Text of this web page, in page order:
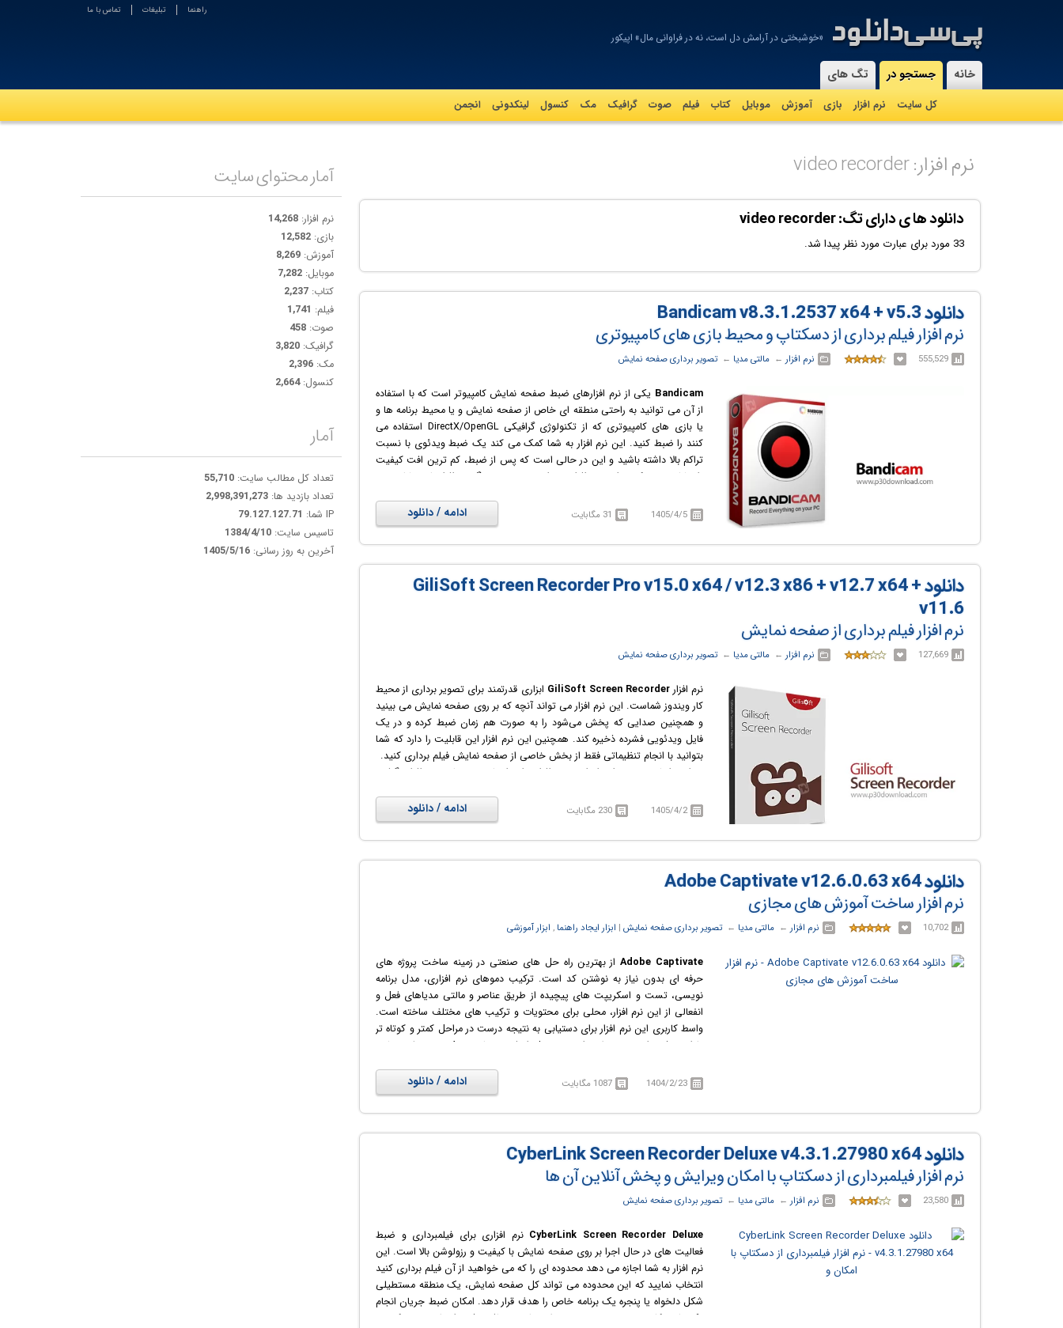
-
«خوشبختی در آرامش دل است، نه در فراوانی مال» اپیکور
راهنما تبلیغات تماس با ما
خانه جستجو در
کل سایت نرم افزار بازی آموزش موبايل کتاب فیلم صوت گرافيک مک کنسول لینکدونی انجمن
تگ های
نرم افزار: video recorder
دانلود ها ی دارای تگ: video recorder
33 مورد برای عبارت مورد نظر پیدا شد.
دانلود Bandicam v8.3.1.2537 x64 + v5.3
نرم افزار فیلم برداری از دسکتاپ و محیط بازی های کامپیوتری
555,529 نرم افزار ← ‏ مالتی مدیا ← ‏تصویر برداری صفحه نمایش
Bandicam یکی از نرم افزارهای ضبط صفحه نمایش کامپیوتر است که با استفاده
از آن می توانید به راحتی منطقه ای خاص از صفحه نمایش و یا محیط برنامه ها و
یا بازی های کامپیوتری که از تکنولوژی گرافیکی DirectX/OpenGL استفاده می
کنند را ضبط کنید. این نرم افزار به شما کمک می کند یک ضبط ویدئوی با نسبت
تراکم بالا داشته باشید و این در حالی است که پس از ضبط، کم ترین افت کیفیت
را مشاهده می کنید. این نرم افزار به مراتب نسبت به دیگر نرم افزارهای مشابه خود
به سایر نرم افزارهای مشابه، کم تر است، چون در این نرم افزار از قوی ترین امکانات
فشرده سازی کیفیت استفاده شده است. می توانید ویدئوهای با کیفیت ضبط شده
توسط این نرم افزار را در هر یک از فرمت های AVI، MPEG، Xvid و ... ذخیره کنید.
از دیگر قابلیت های کلیدی این نرم افزار می توان به امکان ضبط 24 ساعته، بدون
کوچکترین جزئیات را نیز ثبت می کند. هم چنین این نرم افزار به میزان بسیار کمی
1405/4/5 31 مگابایت ادامه / دانلود
دانلود GiliSoft Screen Recorder Pro v15.0 x64 / v12.3 x86 + v12.7 x64 +
v11.6
نرم افزار فیلم برداری از صفحه نمایش
127,669 نرم افزار ← ‏ مالتی مدیا ← ‏تصویر برداری صفحه نمایش
نرم افزارGiliSoft Screen Recorder ابزاری قدرتمند برای تصویر برداری از محیط
کار ویندوز شماست. این نرم افزار می تواند آنچه که بر روی صفحه نمایش می بینید
و همچنین صدایی که پخش می‌شود را به صورت هم زمان ضبط کرده و در یک
فایل ویدئویی فشرده ذخیره کند. همچنین این نرم افزار این قابلیت را دارد که شما
بتوانید با انجام تنظیماتی فقط از بخش خاصی از صفحه نمایش فیلم برداری کنید.
بر این اساس می توان از این نرم افزار برای ایجاد دمو های نرم افزار، گرفتن
آسان است.
1405/4/2 230 مگابایت ادامه / دانلود
دانلود Adobe Captivate v12.6.0.63 x64
نرم افزار ساخت آموزش های مجازی
10,702 نرم افزار ← ‏ مالتی مدیا ← ‏تصویر برداری صفحه نمایش ‏| ابزار ایجاد راهنما , ابزار آموزشی
Adobe Captivateاز بهترین راه حل های صنعتی در زمینه ساخت پروژه های
حرفه ای بدون نیاز به نوشتن کد است. ترکیب دموهای نرم افزاری، مدل برنامه
نویسی، تست و اسکریپت های پیچیده از طریق عناصر و مالتی مدیاهای فعل و
انفعالی از این نرم افزار، محلی برای محتویات و ترکیب های مختلف ساخته است.
واسط کاربری این نرم افزار برای دستیابی به نتیجه درست در مراحل کمتر و کوتاه تر
طراحی شده است. به علاوه این محصول از فرمت های ویدئویی مختلفی مانند
1404/2/23 1087 مگابایت ادامه / دانلود
دانلود CyberLink Screen Recorder Deluxe v4.3.1.27980 x64
نرم افزار فیلمبرداری از دسکتاپ با امکان ویرایش و پخش آنلاین آن ها
23,580 نرم افزار ← ‏ مالتی مدیا ← ‏تصویر برداری صفحه نمایش
CyberLink Screen Recorder Deluxe نرم افزاری برای فیلمبرداری و ضبط
فعالیت های در حال اجرا بر روی صفحه نمایش با کیفیت و رزولوشن بالا است. این
نرم افزار به شما اجازه می دهد محدوده ای را که می خواهید از آن فیلم برداری کنید
انتخاب نمایید که این محدوده می تواند کل صفحه نمایش، یک منطقه مستطیلی
شکل دلخواه یا پنجره یک برنامه خاص را هدف قرار دهد. امکان ضبط جریان انجام
یک بازی کامپیوتری و همچنین ضبط تصاویر دریافت شده از طریق وب کم نیز
آمار محتوای سایت
نرم افزار: 14,268
بازی: 12,582
آموزش: 8,269
موبایل: 7,282
کتاب: 2,237
فیلم: 1,741
صوت: 458
گرافیک: 3,820
مک: 2,396
کنسول:2,664
آمار
تعداد کل مطالب سایت: 55,710
تعداد بازدید ها: 2,998,391,273
IP شما:
79.127.127.71
تاسیس سایت: 1384/4/10
آخرین به روز رسانی: 1405/5/16